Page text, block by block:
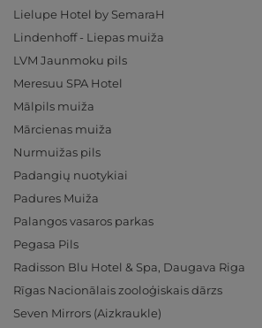
Lielupe Hotel by SemaraH
Lindenhoff - Liepas muiža
LVM Jaunmoku pils
Meresuu SPA Hotel
Mālpils muiža
Mārcienas muiža
Nurmuižas pils
Padangių nuotykiai
Padures Muiža
Palangos vasaros parkas
Pegasa Pils
Radisson Blu Hotel & Spa, Daugava Riga
Rīgas Nacionālais zooloģiskais dārzs
Seven Mirrors (Aizkraukle)